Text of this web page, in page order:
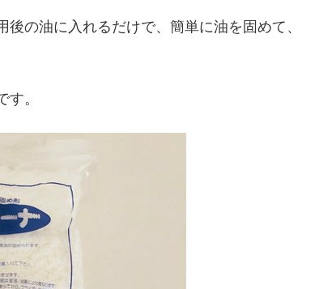
の油に入れるだけで、簡単に油を固めて、
。